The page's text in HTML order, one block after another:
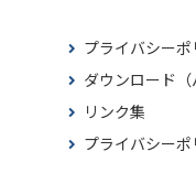
プライバシーポ
ダウンロード（
リンク集
プライバシーポ